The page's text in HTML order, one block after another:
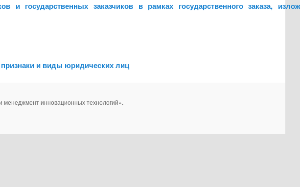
государственных заказчиков в рамках государственного заказа,
и виды юридических лиц
менеджмент инновационных технологий».